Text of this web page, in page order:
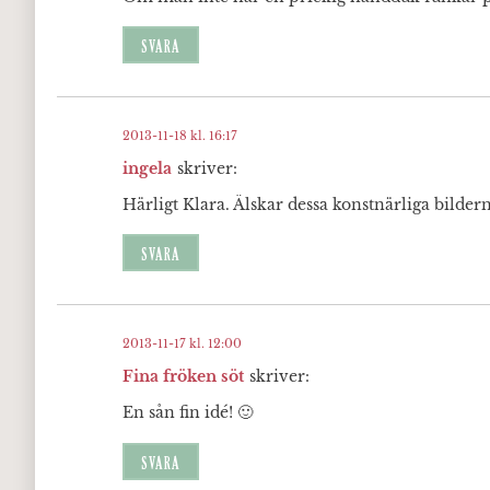
SVARA
ingela skriver:
2013-11-18 kl. 16:17
Härligt Klara. Älskar dessa konstnärliga
SVARA
Fina fröken söt skriver:
2013-11-17 kl. 12:00
En sån fin idé! 🙂
SVARA